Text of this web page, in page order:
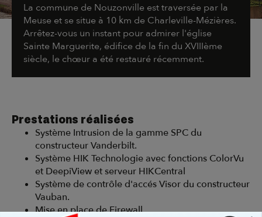
La commune de Nouzonville est traversée par la
Meuse et se situe à 10 km de Charleville-Mézières.
Arrêtez-vous un instant pour admirer l'église
Sainte Marguerite, édifice de la fin du XVIIIème
siècle, le chœur a été restauré récemment.
Prestations réalisées
Système Intrusion de la gamme SPC du
constructeur Vanderbilt.
Système HIK Technologie avec fonctions ColorVu
et DeepiView et serveur HIKCentral
Système de contrôle d'accés Visor du constructeur
Vauban.
Mise en place de Firewall.